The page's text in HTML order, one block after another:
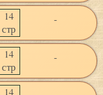
14
стр
-
14
стр
-
14